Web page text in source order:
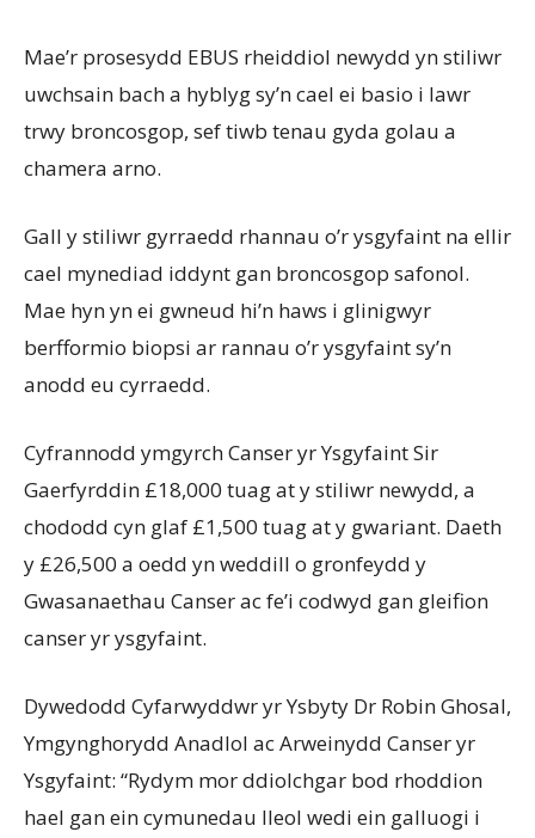
Mae’r prosesydd EBUS rheiddiol newydd yn stiliwr
uwchsain bach a hyblyg sy’n cael ei basio i lawr
trwy broncosgop, sef tiwb tenau gyda golau a
chamera arno.
Gall y stiliwr gyrraedd rhannau o’r ysgyfaint na ellir
cael mynediad iddynt gan broncosgop safonol.
Mae hyn yn ei gwneud hi’n haws i glinigwyr
berfformio biopsi ar rannau o’r ysgyfaint sy’n
anodd eu cyrraedd.
Cyfrannodd ymgyrch Canser yr Ysgyfaint Sir
Gaerfyrddin £18,000 tuag at y stiliwr newydd, a
chododd cyn glaf £1,500 tuag at y gwariant. Daeth
y £26,500 a oedd yn weddill o gronfeydd y
Gwasanaethau Canser ac fe’i codwyd gan gleifion
canser yr ysgyfaint.
Dywedodd Cyfarwyddwr yr Ysbyty Dr Robin Ghosal,
Ymgynghorydd Anadlol ac Arweinydd Canser yr
Ysgyfaint: “Rydym mor ddiolchgar bod rhoddion
hael gan ein cymunedau lleol wedi ein galluogi i